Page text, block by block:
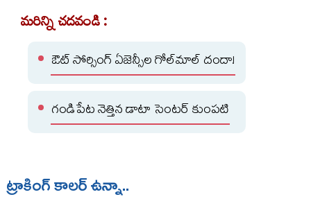
మరిన్ని చదవండి :
ఔట్ సోర్సింగ్ ఏజెన్సీల గోల్‌మాల్‌ దందా!
గండిపేట నెత్తిన డాటా సెంటర్‌ కుంపటి
ట్రాకింగ్‌ కాలర్‌ ఉన్నా..